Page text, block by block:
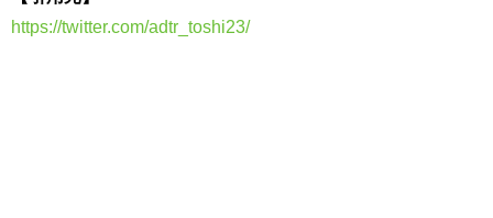
https://twitter.com/adtr_toshi23/